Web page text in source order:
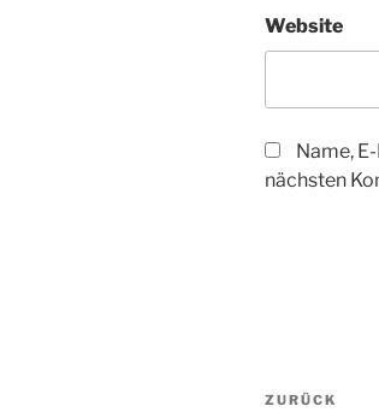
Website
Name,
nächsten
Vorheriger
ZURÜCK